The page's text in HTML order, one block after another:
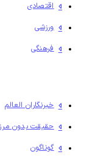
اقتصادی
ورزشی
فرهنگی
خبرنگاران العالم
حقیقت بدون مرز
گوناگون